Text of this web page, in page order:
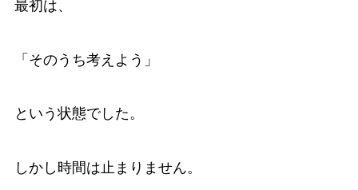
最初は、
「そのうち考えよう」
という状態でした。
しかし時間は止まりません。